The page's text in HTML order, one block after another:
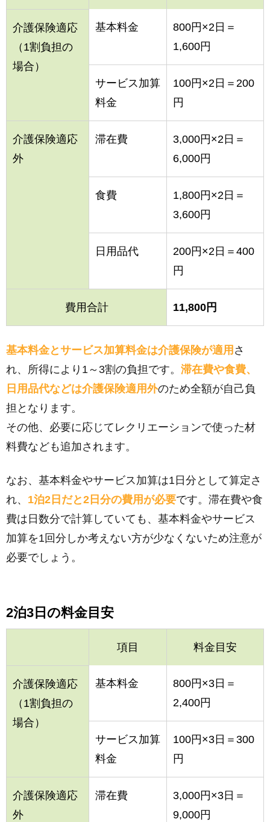
介護保険適応
（1割負担の
場合）
基本料金
800円×2日＝
1,600円
サービス加算
料金
100円×2日＝200
円
介護保険適応
外
滞在費
3,000円×2日＝
6,000円
食費
1,800円×2日＝
3,600円
日用品代
200円×2日＝400
円
費用合計 11,800円
基本料金とサービス加算料金は介護保険が適用 さ
れ、所得により1～3割の負担です。 滞在費や食費、
日用品代などは介護保険適用外のため全額が自己負
担となります。
その他、必要に応じてレクリエーションで使った材
料費なども追加されます。
なお、基本料金やサービス加算は1日分として算定さ
れ、 1泊2日だと2日分の費用が必要です。滞在費や食
費は日数分で計算していても、基本料金やサービス
加算を1回分しか考えない方が少なくないため注意が
必要でしょう。
2泊3日の料金目安
項目 料金目安
介護保険適応
（1割負担の
場合）
基本料金
800円×3日＝
2,400円
サービス加算
料金
100円×3日＝300
円
介護保険適応
外
滞在費
3,000円×3日＝
9,000円